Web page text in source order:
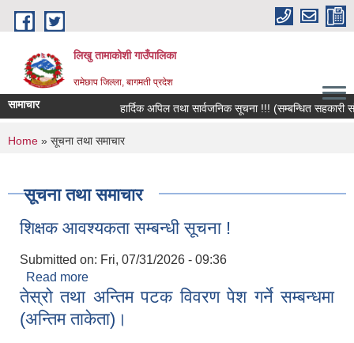
Skip to main content
लिखु तामाकोशी गाउँपालिका
रामेछाप जिल्ला, बागमती प्रदेश
सामाचार हार्दिक अपिल तथा सार्वजनिक सूचना !!! (सम्बन्धित सहकारी
You are here
Home » सूचना तथा समाचार
सूचना तथा समाचार
शिक्षक आवश्यकता सम्बन्धी सूचना !
Submitted on: Fri, 07/31/2026 - 09:36
Read more
तेस्रो तथा अन्तिम पटक विवरण पेश गर्ने सम्बन्धमा
(अन्तिम ताकेता)।